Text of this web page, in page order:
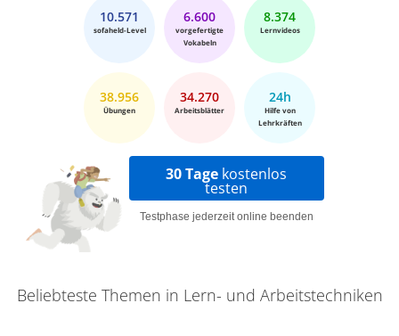
10.571
sofaheld-Level
6.600
vorgefertigte
Vokabeln
8.374
Lernvideos
38.956
Übungen
34.270
Arbeitsblätter
24h
Hilfe von
Lehrkräften
30 Tage kostenlos
testen
Testphase jederzeit online beenden
Beliebteste Themen in Lern- und Arbeitstechniken